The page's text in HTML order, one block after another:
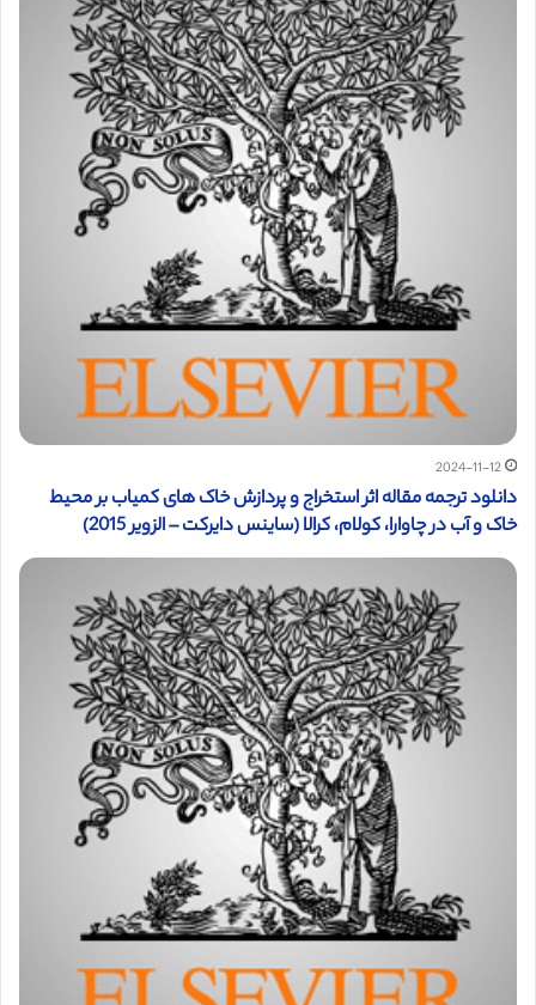
2024-11-12
دانلود ترجمه مقاله اثر استخراج و پردازش خاک های کمیاب بر محیط
خاک و آب در چاوارا، کولام، کرالا (ساینس دایرکت – الزویر 2015)